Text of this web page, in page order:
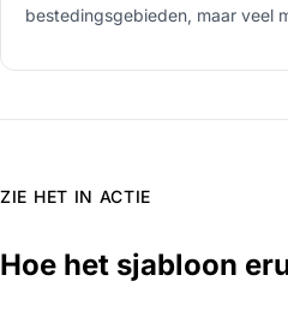
bestedingsgebieden, maar veel
ZIE HET IN ACTIE
Hoe het sjabloon